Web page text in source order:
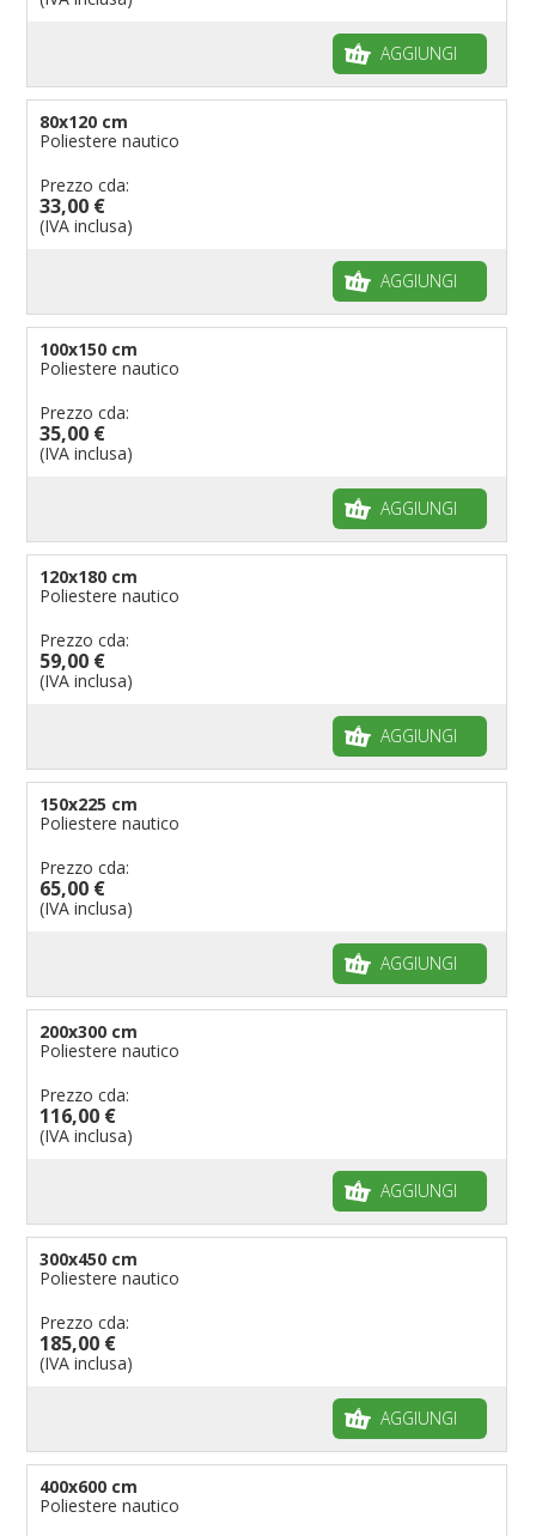
AGGIUNGI
80x120 cm
Poliestere nautico
Prezzo cda:
33,00 €
(IVA inclusa)
AGGIUNGI
100x150 cm
Poliestere nautico
Prezzo cda:
35,00 €
(IVA inclusa)
AGGIUNGI
120x180 cm
Poliestere nautico
Prezzo cda:
59,00 €
(IVA inclusa)
AGGIUNGI
150x225 cm
Poliestere nautico
Prezzo cda:
65,00 €
(IVA inclusa)
AGGIUNGI
200x300 cm
Poliestere nautico
Prezzo cda:
116,00 €
(IVA inclusa)
AGGIUNGI
300x450 cm
Poliestere nautico
Prezzo cda:
185,00 €
(IVA inclusa)
AGGIUNGI
400x600 cm
Poliestere nautico